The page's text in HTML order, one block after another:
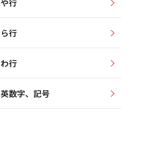
や行
ら行
わ行
英数字、記号